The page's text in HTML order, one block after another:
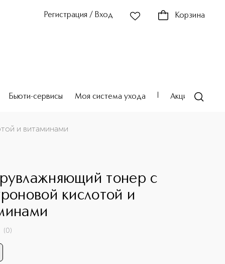
Регистрация / Вход Корзина
Бьюти-сервисы Моя система ухода Акции
и витаминами
тонер с
кислотой и
(0)